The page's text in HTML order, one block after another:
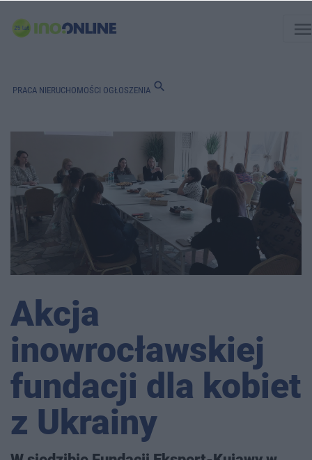
PRACA NIERUCHOMOŚCI OGŁOSZENIA search
Akcja
inowrocławskiej
fundacji dla kobiet
z Ukrainy